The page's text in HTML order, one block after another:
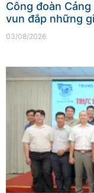
Công đoàn
vun đắp những
03/08/2026